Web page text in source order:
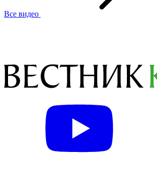
Все видео